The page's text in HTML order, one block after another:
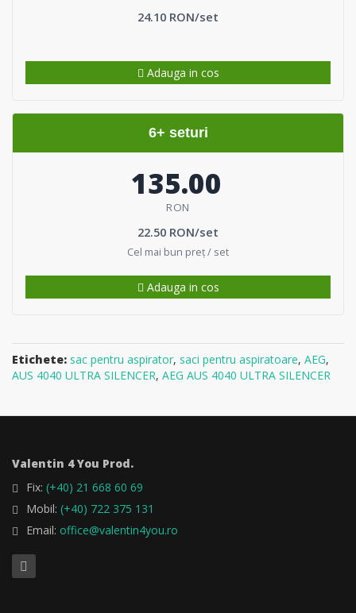
24.10 RON/set
Adauga in cos
6+ seturi
135.00
RON
22.50 RON/set
Cel mai bun preț / set
Adauga in cos
Etichete: sac pentru aspirator, saci pentru aspiratoare, AEG,
AUS 4040 ULTRA SILENCER, AEG AUS 4040 ULTRA SILENCER
Valentin 4 You Prod.
Fix: (+40) 21 668 60 69
Mobil: (+40) 722 375 131
Email: office@valentin4you.ro